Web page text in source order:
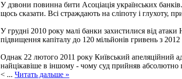
У дзвони повинна бити Асоціація українських
щось сказати. Всі страждають на сліпоту і глухоту,
У грудні 2010 року малі банки захистилися від
підвищення капіталу до 120 мільйонів гривень з
Однак 22 лютого 2011 року Київський апеляційний
найцікавіше в іншому - чому суд прийняв
< ... Читать дальше »